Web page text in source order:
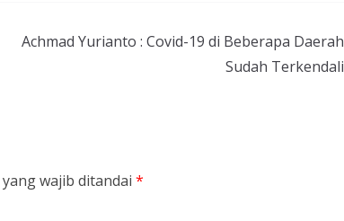
Achmad Yurianto : Covid-19 di Beberapa Daerah
Sudah Terkendali
yang wajib ditandai *